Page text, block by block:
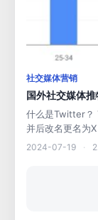
社交媒体营销
国外社交媒体
什么是Twitter？
并后改名更名为
2024-07-19 ·